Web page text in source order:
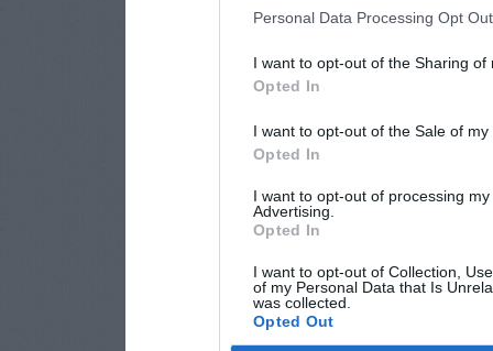
Personal Data Processing Opt
I want to opt-out of the Sharing of
Opted In
I want to opt-out of the Sale of
Opted In
I want to opt-out of processing
Advertising.
Opted In
I want to opt-out of Collection,
of my Personal Data that Is
was collected.
Opted Out